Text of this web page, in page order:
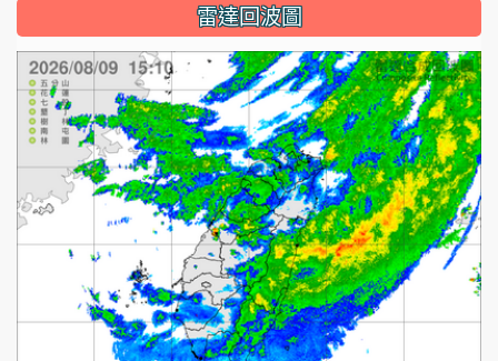
雷達回波圖